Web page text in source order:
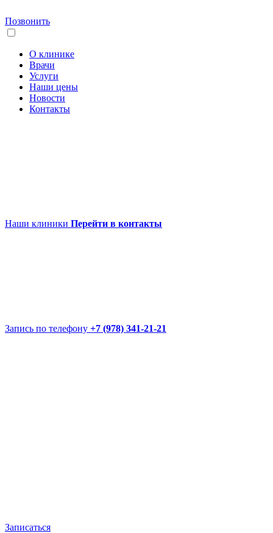
Позвонить
О клинике
Врачи
Услуги
Наши цены
Новости
Контакты
Наши клиники Перейти в контакты
Запись по телефону +7 (978) 341-21-21
Записаться